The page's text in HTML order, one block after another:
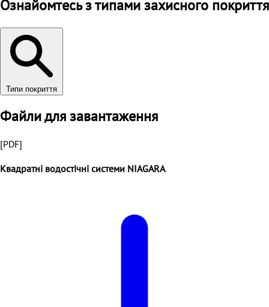
Ознайомтесь з типами захисного покриття
Типи покриття
Файли для завантаження
[PDF]
Квадратні водостічні системи NIAGARA